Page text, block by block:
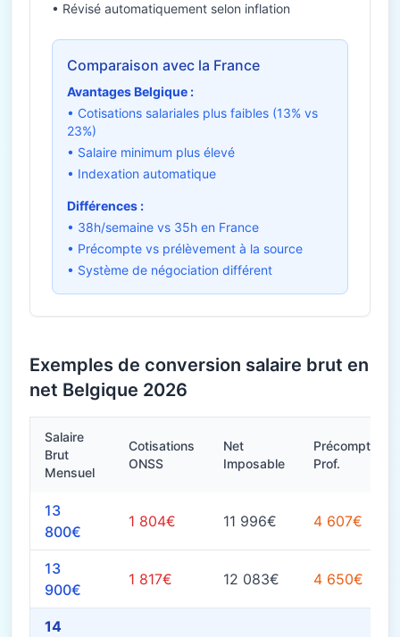
• Révisé automatiquement selon inflation
Comparaison avec la France
Avantages Belgique :
• Cotisations salariales plus faibles (13% vs
23%)
• Salaire minimum plus élevé
• Indexation automatique
Différences :
• 38h/semaine vs 35h en France
• Précompte vs prélèvement à la source
• Système de négociation différent
Exemples de conversion salaire brut en
net Belgique 2026
Salaire
Brut
Mensuel
Cotisations
ONSS
Net
Imposable
Précompte
Prof.
13
800€
1 804€ 11 996€ 4 607€
13
900€
1 817€ 12 083€ 4 650€
14